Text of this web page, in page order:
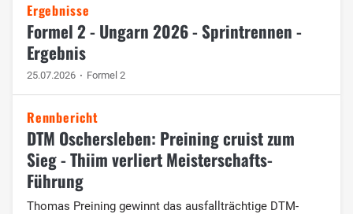
Ergebnisse
Formel 2 - Ungarn 2026 - Sprintrennen -
Ergebnis
25.07.2026 Formel 2
Rennbericht
DTM Oschersleben: Preining cruist zum
Sieg - Thiim verliert Meisterschafts-
Führung
Thomas Preining gewinnt das ausfallträchtige DTM-